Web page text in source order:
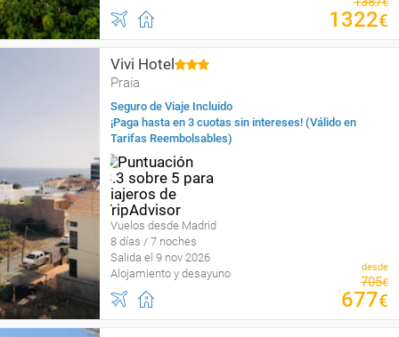
1322€
Vivi Hotel
Praia
Seguro de Viaje Incluido
¡Paga hasta en 3 cuotas sin intereses! (Válido en
Tarifas Reembolsables)
Vuelos desde Madrid
8 días / 7 noches
Salida el 9 nov 2026
Alojamiento y desayuno
desde
705€
677€